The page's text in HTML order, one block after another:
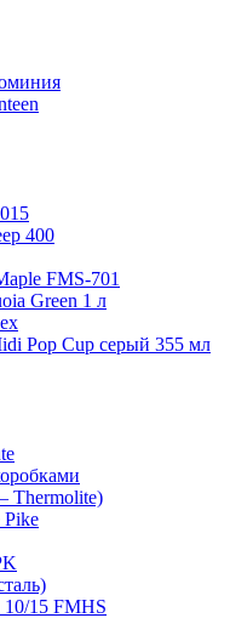
400
FMS-701
Green 1 л
Pop Cup серый 355 мл
Thermolite)
Pike
10/15 FMHS